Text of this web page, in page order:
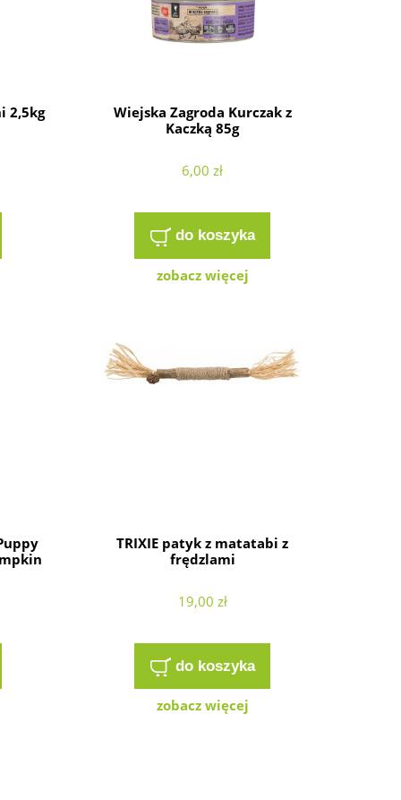
2,5kg
Wiejska Zagroda Kurczak z
Kaczką 85g
6,00 zł
do koszyka
zobacz więcej
TRIXIE patyk z matatabi z
frędzlami
19,00 zł
do koszyka
zobacz więcej